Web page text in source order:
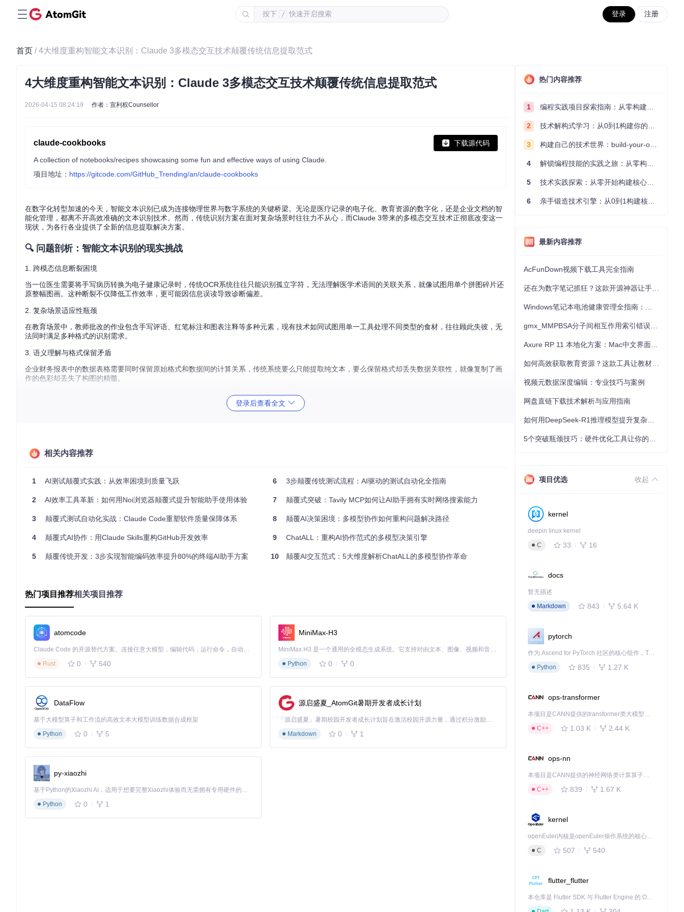
按下 / 快速开启搜索 登录 注册
首页 / 4大维度重构智能文本识别：Claude 3多模态交互技术颠覆传统信息提取范式
4大维度重构智能文本识别：Claude 3多模态交互技术颠覆传统信息提取范式
2026-04-15 08:24:19 作者：宣利权Counsellor
claude-cookbooks 下载源代码
A collection of notebooks/recipes showcasing some fun and effective ways of using Claude.
项目地址： https://gitcode.com/GitHub_Trending/an/claude-cookbooks
在数字化转型加速的今天，智能文本识别已成为连接物理世界与数字系统的关键桥梁。无论是医疗记录的电子化、教育资源的数字化，还是企业文档的智
能化管理，都离不开高效准确的文本识别技术。然而，传统识别方案在面对复杂场景时往往力不从心，而Claude 3带来的多模态交互技术正彻底改变这一
现状，为各行各业提供了全新的信息提取解决方案。
🔍 问题剖析：智能文本识别的现实挑战
1. 跨模态信息断裂困境
当一位医生需要将手写病历转换为电子健康记录时，传统OCR系统往往只能识别孤立字符，无法理解医学术语间的关联关系，就像试图用单个拼图碎片还
原整幅图画。这种断裂不仅降低工作效率，更可能因信息误读导致诊断偏差。
2. 复杂场景适应性瓶颈
在教育场景中，教师批改的作业包含手写评语、红笔标注和图表注释等多种元素，现有技术如同试图用单一工具处理不同类型的食材，往往顾此失彼，无
法同时满足多种格式的识别需求。
3. 语义理解与格式保留矛盾
企业财务报表中的数据表格需要同时保留原始格式和数据间的计算关系，传统系统要么只能提取纯文本，要么保留格式却丢失数据关联性，就像复制了画
作的色彩却丢失了构图的精髓。
系统能够同时处理图像、文本和结构化数据，实现跨模态信息的有机融合。这好比一位多语言翻译不仅能逐字转换，还能理解文化背景和语境含义，提供
材特性调整烹饪方法，确保每种食材都能展现最佳风味。
识别结果可直接转换为JSON、Markdown等结构化格式，同时保留原始排版信息。这就像将杂乱的拼图自动还原成完整图案，既保留了每个部分的特性，
又呈现出整体的逻辑结构。
🛠️ 实践指南：从零构建智能文本识别系统
1. 环境准备与基础配置
git clone https://gitcode.com/GitHub_Trending/an/claude-cookbooks
📌关键步骤：配置Anthropic API密钥，创建.env文件并添加ANTHROPIC_API_KEY=your_api_key
系统实现包含三个关键环节：图像预处理、多模态API调用和结果后处理。预处理阶段负责图像优化和编码，API调用实现核心识别功能，后处理则将结果
转换为目标格式。整个流程如同流水线作业，每个环节紧密衔接，确保高效准确的信息提取。
3. 效果验证与调优方法
登录后查看全文
相关内容推荐
1 AI测试颠覆式实践：从效率困境到质量飞跃
2 AI效率工具革新：如何用Noi浏览器颠覆式提升智能助手使用体验
3 颠覆式测试自动化实战：Claude Code重塑软件质量保障体系
4 颠覆式AI协作：用Claude Skills重构GitHub开发效率
5 颠覆传统开发：3步实现智能编码效率提升80%的终端AI助手方案
6 3步颠覆传统测试流程：AI驱动的测试自动化全指南
7 颠覆式突破：Tavily MCP如何让AI助手拥有实时网络搜索能力
8 颠覆AI决策困境：多模型协作如何重构问题解决路径
9 ChatALL：重构AI协作范式的多模型决策引擎
10 颠覆AI交互范式：5大维度解析ChatALL的多模型协作革命
热门项目推荐相关项目推荐
atomcode
Claude Code 的开源替代方案。连接任意大模型，编辑代码，运行命令，自动验证 — 全自动执行。用 Rust 构建，极致性能。 ｜ An open-source alternative to Claude Code. Connect any LLM, edit code, run commands, and verify changes — autonomously. Built in Rust for speed. Get Started
Rust
0 540
MiniMax-H3
MiniMax H3 是一个通用的全模态生成系统。它支持对由文本、图像、视频和音频组成的多模态上下文进行统一理解，并能生成分辨率高达 2K、时长可达 15 秒的带原生立体声音频的视频。得益于面向任务泛化的系统设计，H3 在预训练阶段就已具备广泛的多模态上下文理解与生成能力，能够出色地执行复杂的多模态指令。
Python
0 0
DataFlow
基于大模型算子和工作流的高效文本大模型训练数据合成框架
Python
0 5
源启盛夏_AtomGit暑期开发者成长计划
「源启盛夏」暑期校园开发者成长计划旨在激活校园开源力量，通过积分激励、认证扶持、资源倾斜等形式，引导高校组织和开发者完成「入驻 — 建项目 — 做贡献 — 获认证 — 得资源」的完整闭环。无论你是想带领社团入驻平台的组织者，还是希望用代码贡献证明自己的开发者，都能在这里找到属于你的成长路径。
Markdown
0 1
py-xiaozhi
基于Python的Xiaozhi AI，适用于想要完整Xiaozhi体验而无需拥有专用硬件的用户。
Python
0 1
热门内容推荐
1 编程实践项目探索指南：从零构建技术能力体系
2 技术解构式学习：从0到1构建你的编程知识体系
3 构建自己的技术世界：build-your-own-x项目的实践探索指南
4 解锁编程技能的实践之旅：从零构建你的技术世界
5 技术实践探索：从零开始构建核心系统的实践指南
6 亲手锻造技术引擎：从0到1构建核心系统的实践指南
最新内容推荐
AcFunDown视频下载工具完全指南
视频元数据深度编辑：专业技巧与案例
网盘直链下载技术解析与应用指南
项目优选 收起
kernel
deepin linux kernel
C
33 16
docs
暂无描述
Markdown
843 5.64 K
pytorch
作为 Ascend for PyTorch 社区的核心组件，TorchNPU 是昇腾专为 PyTorch 打造的深度学习适配插件，使 PyTorch 框架能够直接调用昇腾 NPU，为开发者提供昇腾 AI 处理器的超强算力。
Python
835 1.27 K
ops-transformer
本项目是CANN提供的transformer类大模型算子库，实现网络在NPU上加速计算。
C++
1.03 K 2.44 K
ops-nn
本项目是CANN提供的神经网络类计算算子库，实现网络在NPU上加速计算。
C++
839 1.67 K
kernel
openEuler内核是openEuler操作系统的核心，既是系统性能与稳定性的基石，也是连接处理器、设备与服务的桥梁。
C
507 540
flutter_flutter
本仓库是 Flutter SDK 与 Flutter Engine 的 OpenHarmony 适配版本，由 CPF-Flutter 团队维护。开发者可使用熟悉的 Flutter 技术栈开发 OpenHarmony 应用，3.35.7 及以后的适配版本可基于本仓库源码构建支持 OpenHarmony 的 Flutter Engine。